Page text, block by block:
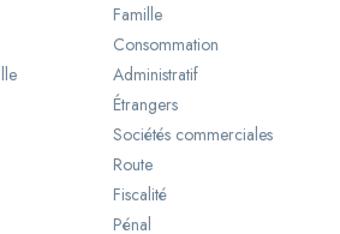
Famille
Consommation
Administratif
Étrangers
Sociétés commerciales
Route
Fiscalité
Pénal